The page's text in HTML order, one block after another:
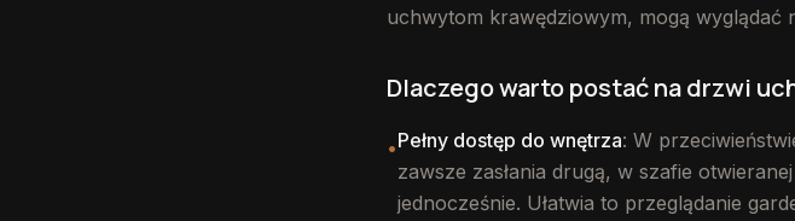
uchwytom krawędziowym, mogą wyglądać
Dlaczego warto postać na drzwi
•Pełny dostęp do wnętrza: W
zawsze zasłania drugą, w szafie
jednocześnie. Ułatwia to przeglądanie